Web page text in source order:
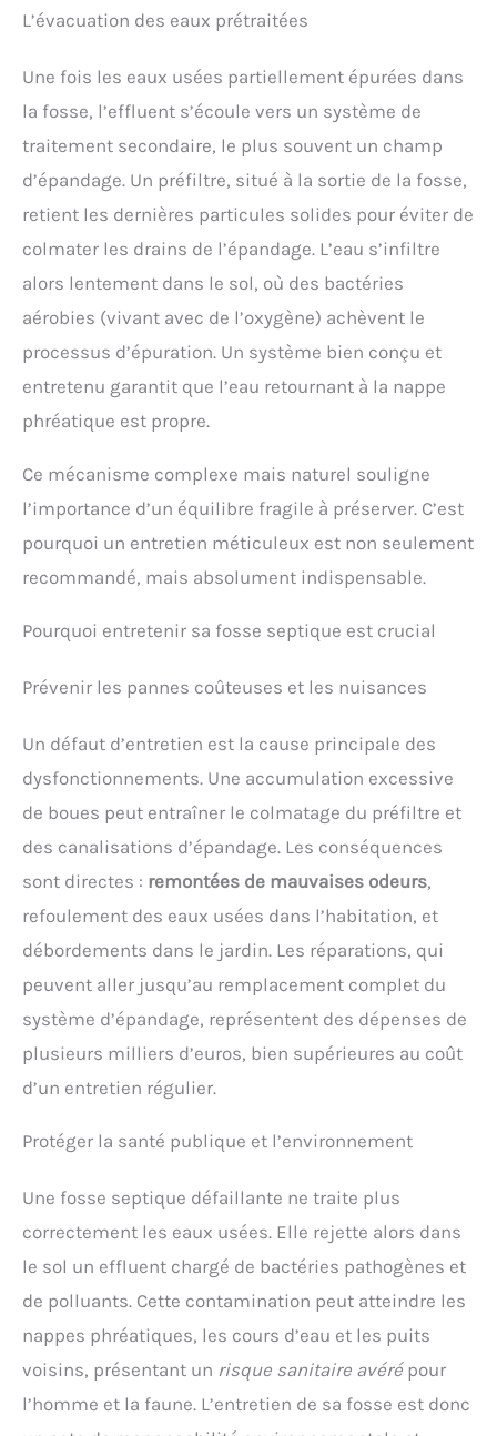
L’évacuation des eaux prétraitées
Une fois les eaux usées partiellement épurées dans
la fosse, l’effluent s’écoule vers un système de
traitement secondaire, le plus souvent un champ
d’épandage. Un préfiltre, situé à la sortie de la fosse,
retient les dernières particules solides pour éviter de
colmater les drains de l’épandage. L’eau s’infiltre
alors lentement dans le sol, où des bactéries
aérobies (vivant avec de l’oxygène) achèvent le
processus d’épuration. Un système bien conçu et
entretenu garantit que l’eau retournant à la nappe
phréatique est propre.
Ce mécanisme complexe mais naturel souligne
l’importance d’un équilibre fragile à préserver. C’est
pourquoi un entretien méticuleux est non seulement
recommandé, mais absolument indispensable.
Pourquoi entretenir sa fosse septique est crucial
Prévenir les pannes coûteuses et les nuisances
Un défaut d’entretien est la cause principale des
dysfonctionnements. Une accumulation excessive
de boues peut entraîner le colmatage du préfiltre et
des canalisations d’épandage. Les conséquences
sont directes : remontées de mauvaises odeurs,
refoulement des eaux usées dans l’habitation, et
débordements dans le jardin. Les réparations, qui
peuvent aller jusqu’au remplacement complet du
système d’épandage, représentent des dépenses de
plusieurs milliers d’euros, bien supérieures au coût
d’un entretien régulier.
Protéger la santé publique et l’environnement
Une fosse septique défaillante ne traite plus
correctement les eaux usées. Elle rejette alors dans
le sol un effluent chargé de bactéries pathogènes et
de polluants. Cette contamination peut atteindre les
nappes phréatiques, les cours d’eau et les puits
voisins, présentant un risque sanitaire avérépour
l’homme et la faune. L’entretien de sa fosse est donc